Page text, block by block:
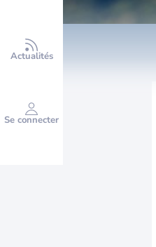
Actualités
Se connecter